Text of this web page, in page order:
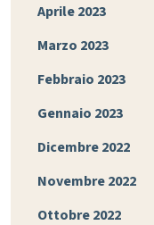
Aprile 2023
Marzo 2023
Febbraio 2023
Gennaio 2023
Dicembre 2022
Novembre 2022
Ottobre 2022